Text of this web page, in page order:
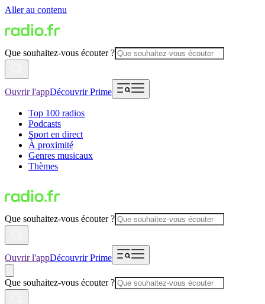
Aller au contenu
Que souhaitez-vous écouter ?
Ouvrir l'appDécouvrir Prime
Top 100 radios
Podcasts
Sport en direct
À proximité
Genres musicaux
Thèmes
Que souhaitez-vous écouter ?
Ouvrir l'appDécouvrir Prime
Que souhaitez-vous écouter ?